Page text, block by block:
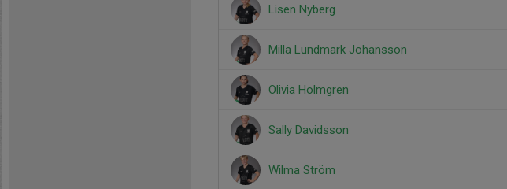
Lisen Nyberg
Milla Lundmark Johansson
Olivia Holmgren
Sally Davidsson
Wilma Ström